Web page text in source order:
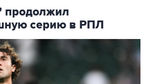
продолжил
серию в РПЛ